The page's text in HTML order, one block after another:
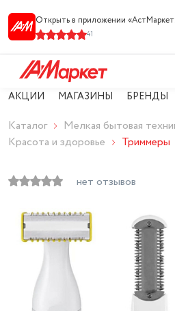
Открыть в приложении
41
АКЦИИ МАГАЗИНЫ БРЕНДЫ
Каталог
Мелкая бытовая
Красота и здоровье
Триммеры
нет отзывов